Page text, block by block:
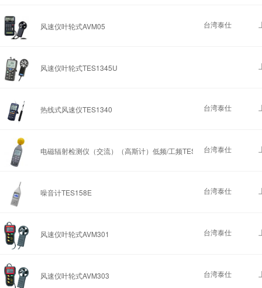
风速仪叶轮式AVM05 台湾泰仕
风速仪叶轮式TES1345U
热线式风速仪TES1340 台湾泰仕
电磁辐射检测仪（交流）（高斯计）低频/工频TES593R台湾泰仕
噪音计TES158E 台湾泰仕
风速仪叶轮式AVM301 台湾泰仕
风速仪叶轮式AVM303 台湾泰仕